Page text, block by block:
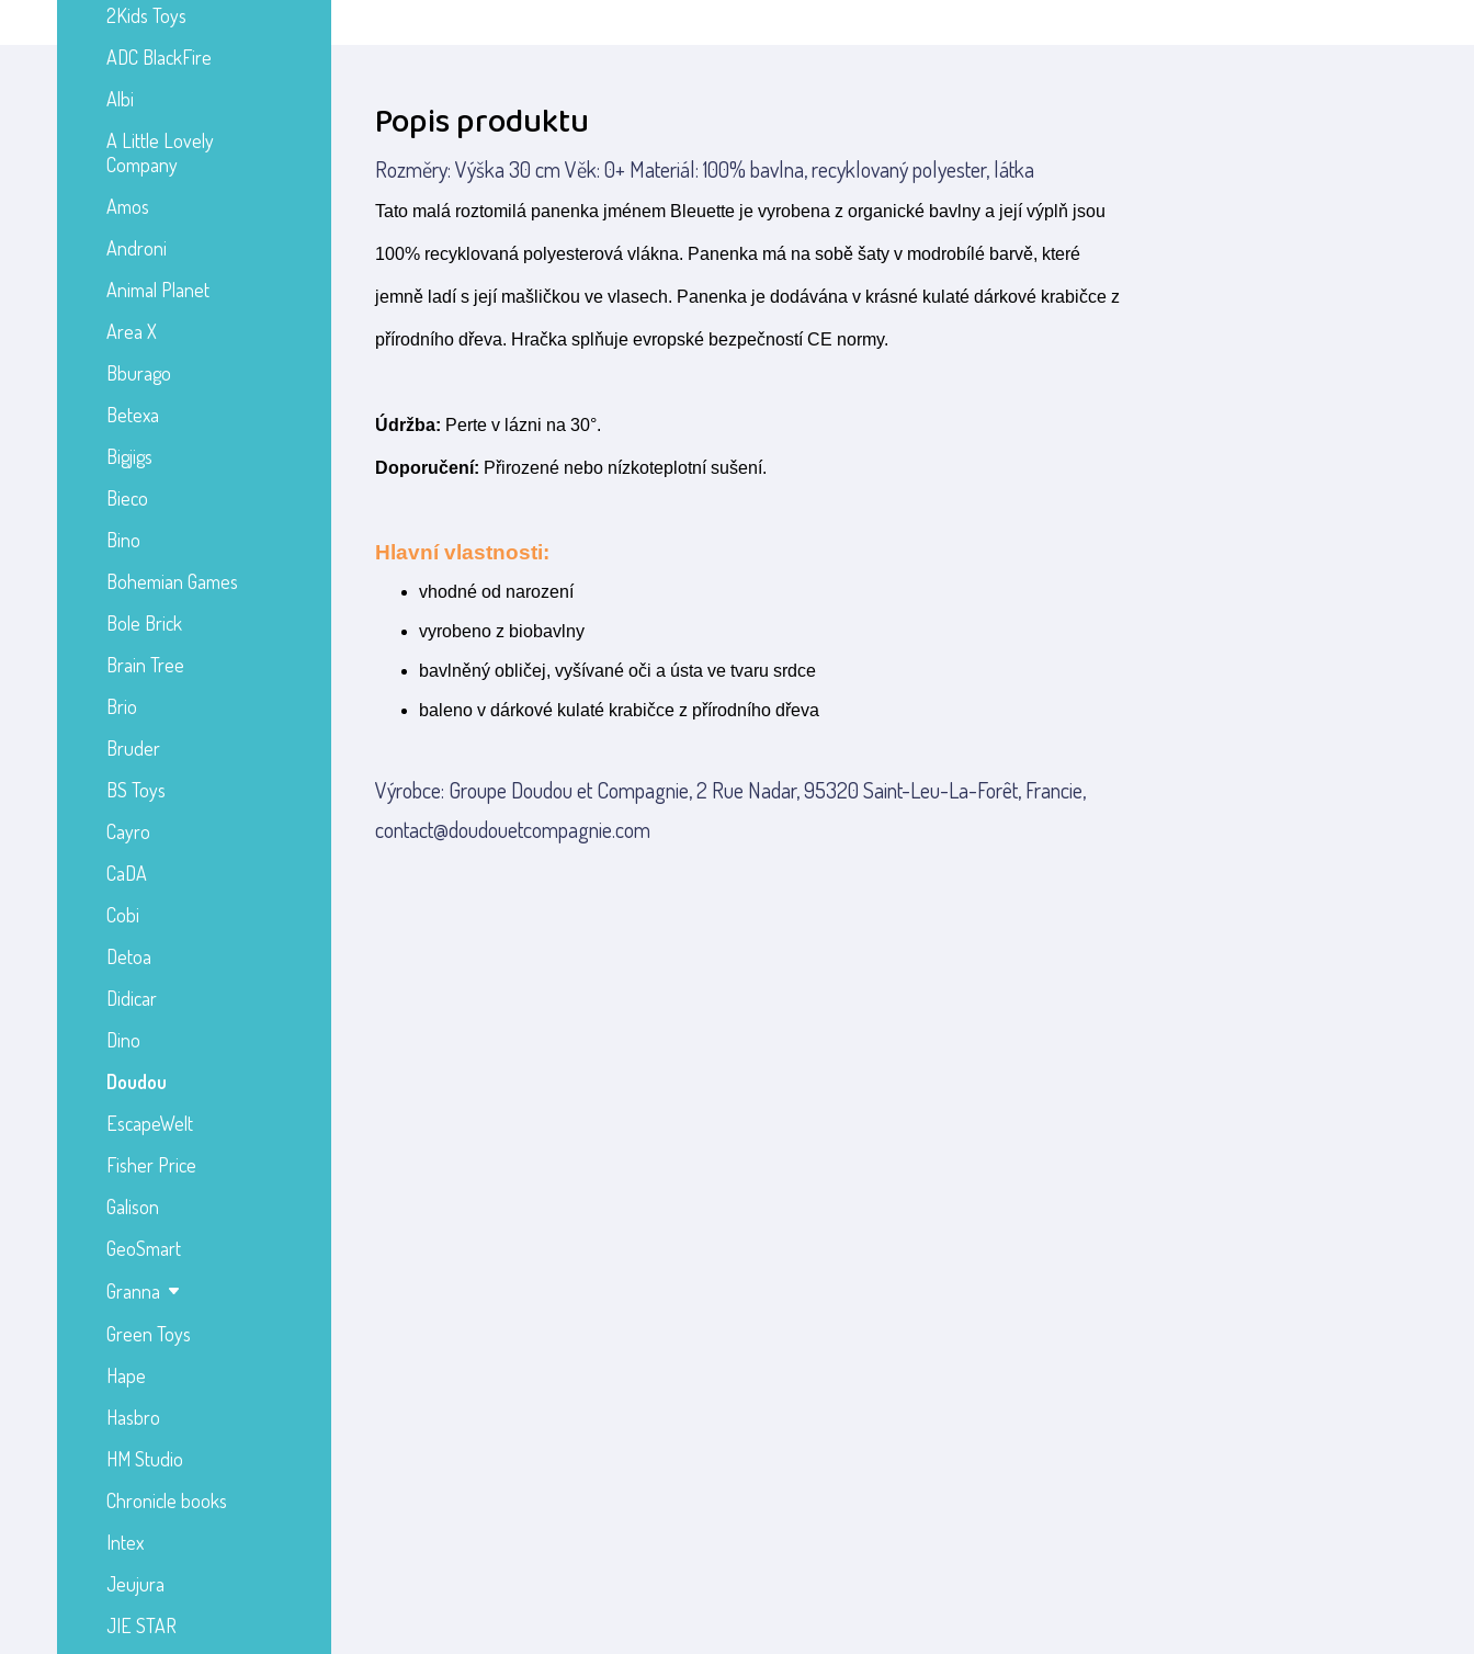
2Kids Toys
ADC BlackFire
Albi
A Little Lovely
Company
Amos
Androni
Animal Planet
Area X
Bburago
Betexa
Bigjigs
Bieco
Bino
Bohemian Games
Bole Brick
Brain Tree
Brio
Bruder
BS Toys
Cayro
CaDA
Cobi
Detoa
Didicar
Dino
Doudou
EscapeWelt
Fisher Price
Galison
GeoSmart
Granna
Green Toys
Hape
Hasbro
HM Studio
Chronicle books
Intex
Jeujura
JIE STAR
Popis produktu
Rozměry: Výška 30 cm Věk: 0+ Materiál: 100% bavlna, recyklovaný polyester, látka
Tato malá roztomilá panenka jménem Bleuette je vyrobena z organické bavlny a její výplň jsou
100% recyklovaná polyesterová vlákna. Panenka má na sobě šaty v modrobílé barvě, které
jemně ladí s její mašličkou ve vlasech. Panenka je dodávána v krásné kulaté dárkové krabičce z
přírodního dřeva. Hračka splňuje evropské bezpečností CE normy.
Údržba: Perte v lázni na 30°.
Doporučení: Přirozené nebo nízkoteplotní sušení.
Hlavní vlastnosti:
vhodné od narození
vyrobeno z biobavlny
bavlněný obličej, vyšívané oči a ústa ve tvaru srdce
baleno v dárkové kulaté krabičce z přírodního dřeva
Výrobce: Groupe Doudou et Compagnie, 2 Rue Nadar, 95320 Saint-Leu-La-Forêt, Francie,
contact@doudouetcompagnie.com